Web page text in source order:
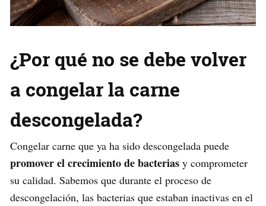
¿Por qué no se debe volver
a congelar la carne
descongelada?
Congelar carne que ya ha sido descongelada puede
promover el crecimiento de bacterias y comprometer
su calidad. Sabemos que durante el proceso de
descongelación, las bacterias que estaban inactivas en el